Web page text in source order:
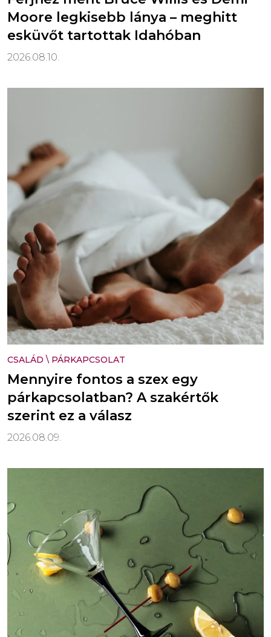
Moore legkisebb lánya – meghitt
esküvőt tartottak Idahóban
2026.08.10.
CSALÁD \ PÁRKAPCSOLAT
Mennyire fontos a szex egy
párkapcsolatban? A szakértők
szerint ez a válasz
2026.08.09.